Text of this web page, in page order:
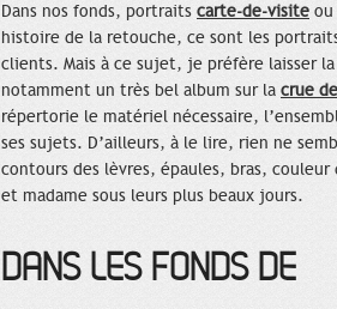
Dans nos fonds, portraits carte-de-visite ou
histoire de la retouche, ce sont les
clients. Mais à ce sujet, je préfère laisser
notamment un très bel album sur la crue
répertorie le matériel nécessaire,
ses sujets. D’ailleurs, à le lire, rien ne
contours des lèvres, épaules, bras,
et madame sous leurs plus beaux jours.
DANS LES FONDS DE